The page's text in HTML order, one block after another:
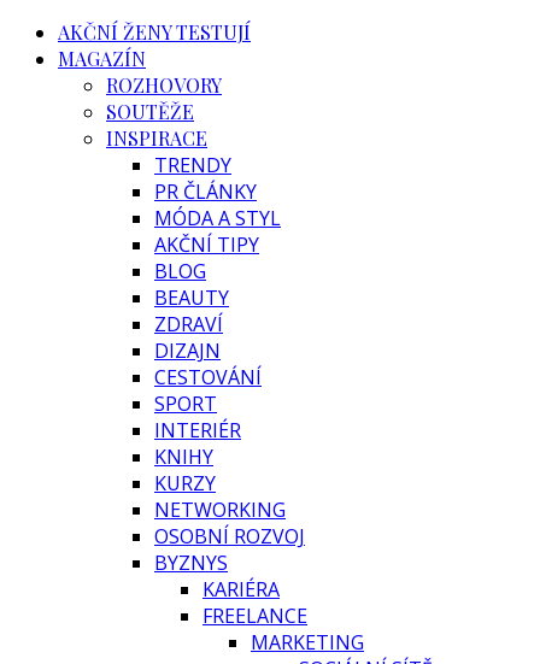
AKČNÍ ŽENY TESTUJÍ
MAGAZÍN
ROZHOVORY
SOUTĚŽE
INSPIRACE
TRENDY
PR ČLÁNKY
MÓDA A STYL
AKČNÍ TIPY
BLOG
BEAUTY
ZDRAVÍ
DIZAJN
CESTOVÁNÍ
SPORT
INTERIÉR
KNIHY
KURZY
NETWORKING
OSOBNÍ ROZVOJ
BYZNYS
KARIÉRA
FREELANCE
MARKETING